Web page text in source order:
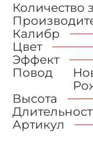
Количество
Калибр
Цвет
Эффект
Повод
Высота
Артикул